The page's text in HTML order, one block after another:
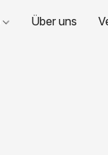
Über uns